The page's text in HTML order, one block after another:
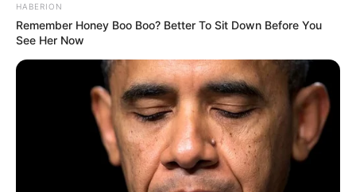
HABERION
Remember Honey Boo Boo? Better To Sit Down Before You
See Her Now